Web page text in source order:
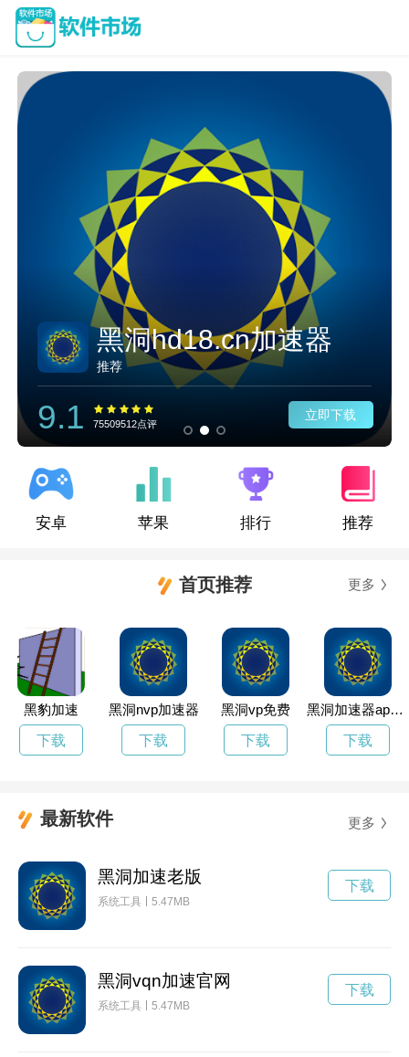
黑洞hd18.cn加速器
推荐
9.1 75509512点评
立即下载
安卓 苹果 排行 推荐
首页推荐 更多
黑豹加速
下载
黑洞nvp加速器
下载
黑洞vp免费
下载
黑洞加速器app官网下载
下载
最新软件 更多
黑洞加速老版
系统工具 5.47MB
下载
黑洞vqn加速官网
系统工具 5.47MB
下载